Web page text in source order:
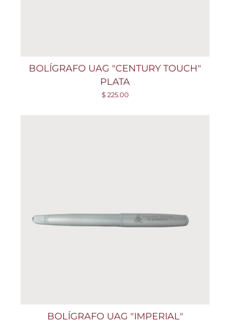
BOLÍGRAFO UAG "CENTURY TOUCH"
PLATA
$ 225.00
BOLÍGRAFO UAG "IMPERIAL"